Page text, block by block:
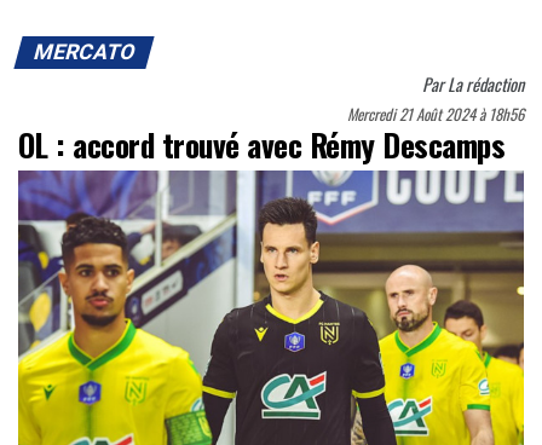
MERCATO
ParLa rédaction
Mercredi 21 Août 2024 à 18h56
OL : accord trouvé avec Rémy Descamps